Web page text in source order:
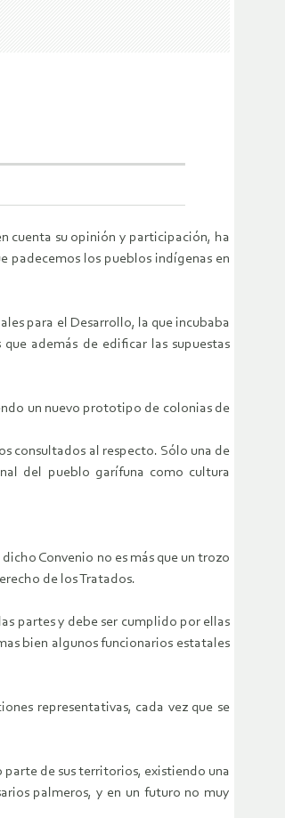
cuenta su opinión y participación, ha
los pueblos indígenas en
para el Desarrollo, la que incubaba
además de edificar las supuestas
un nuevo prototipo de colonias de
consultados al respecto. Sólo una de
del pueblo garífuna como cultura
Convenio no es más que un trozo
de los Tratados.
partes y debe ser cumplido por ellas
bien algunos funcionarios estatales
representativas, cada vez que se
de sus territorios, existiendo una
palmeros, y en un futuro no muy